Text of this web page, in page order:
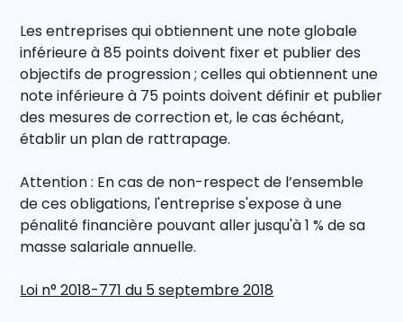
Les entreprises qui obtiennent une note globale
inférieure à 85 points doivent fixer et publier des
objectifs de progression ; celles qui obtiennent une
note inférieure à 75 points doivent définir et publier
des mesures de correction et, le cas échéant,
établir un plan de rattrapage.
Attention : En cas de non-respect de l’ensemble
de ces obligations, l'entreprise s'expose à une
pénalité financière pouvant aller jusqu'à 1 % de sa
masse salariale annuelle.
Loi n° 2018-771 du 5 septembre 2018